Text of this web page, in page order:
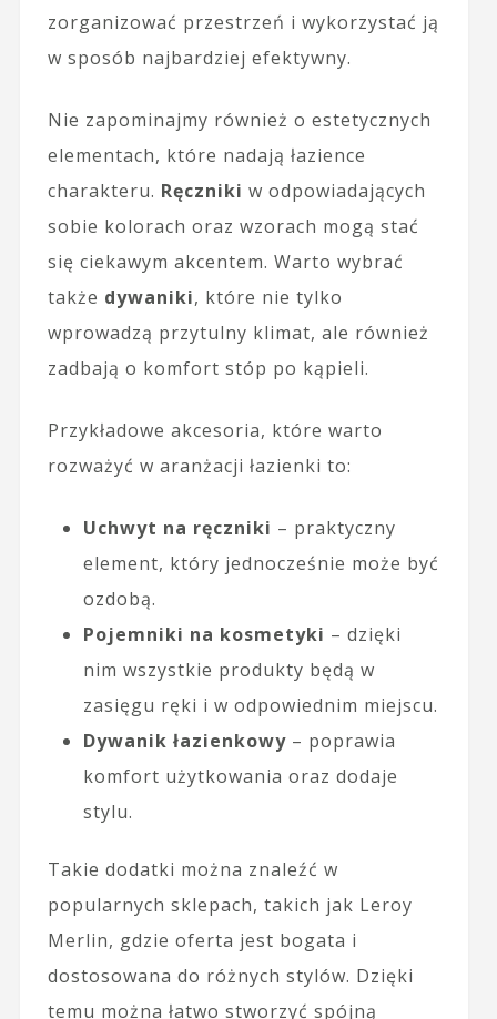
zorganizować przestrzeń i wykorzystać ją
w sposób najbardziej efektywny.
Nie zapominajmy również o estetycznych
elementach, które nadają łazience
charakteru. Ręczniki w odpowiadających
sobie kolorach oraz wzorach mogą stać
się ciekawym akcentem. Warto wybrać
także dywaniki, które nie tylko
wprowadzą przytulny klimat, ale również
zadbają o komfort stóp po kąpieli.
Przykładowe akcesoria, które warto
rozważyć w aranżacji łazienki to:
Uchwyt na ręczniki – praktyczny
element, który jednocześnie może być
ozdobą.
Pojemniki na kosmetyki – dzięki
nim wszystkie produkty będą w
zasięgu ręki i w odpowiednim miejscu.
Dywanik łazienkowy– poprawia
komfort użytkowania oraz dodaje
stylu.
Takie dodatki można znaleźć w
popularnych sklepach, takich jak Leroy
Merlin, gdzie oferta jest bogata i
dostosowana do różnych stylów. Dzięki
temu można łatwo stworzyć spójną